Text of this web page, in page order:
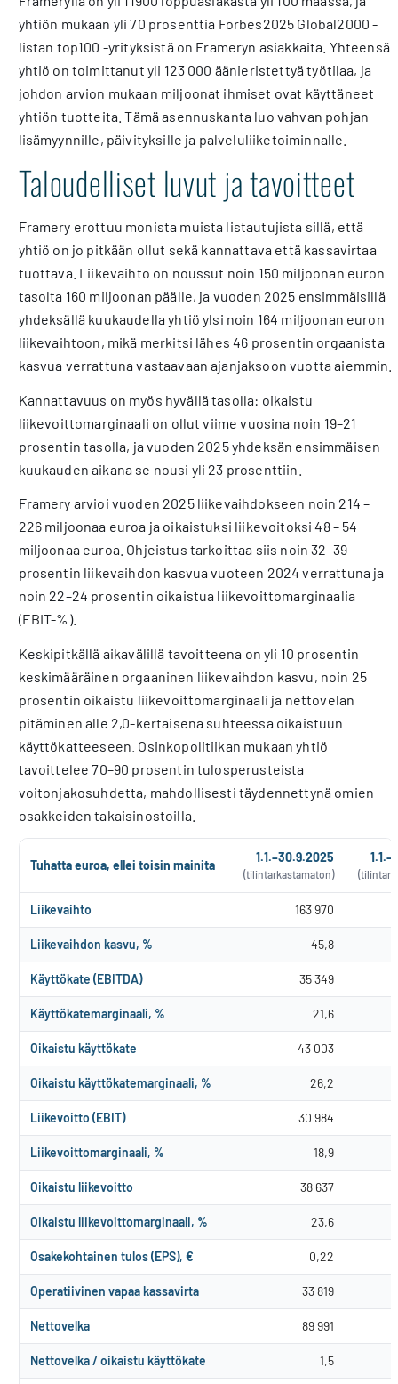
yhtiön mukaan yli 70 prosenttia Forbes2025 Global2000 -
listan top100 -yrityksistä on Frameryn asiakkaita. Yhteensä
yhtiö on toimittanut yli 123 000 äänieristettyä työtilaa, ja
johdon arvion mukaan miljoonat ihmiset ovat käyttäneet
yhtiön tuotteita. Tämä asennuskanta luo vahvan pohjan
lisämyynnille, päivityksille ja palveluliiketoiminnalle.
Taloudelliset luvut ja tavoitteet
Framery erottuu monista muista listautujista sillä, että
yhtiö on jo pitkään ollut sekä kannattava että kassavirtaa
tuottava. Liikevaihto on noussut noin 150 miljoonan euron
tasolta 160 miljoonan päälle, ja vuoden 2025 ensimmäisillä
yhdeksällä kuukaudella yhtiö ylsi noin 164 miljoonan euron
liikevaihtoon, mikä merkitsi lähes 46 prosentin orgaanista
kasvua verrattuna vastaavaan ajanjaksoon vuotta aiemmin.
Kannattavuus on myös hyvällä tasolla: oikaistu
liikevoittomarginaali on ollut viime vuosina noin 19–21
prosentin tasolla, ja vuoden 2025 yhdeksän ensimmäisen
kuukauden aikana se nousi yli 23 prosenttiin.
Framery arvioi vuoden 2025 liikevaihdokseen noin 214 –
226 miljoonaa euroa ja oikaistuksi liikevoitoksi 48 – 54
miljoonaa euroa. Ohjeistus tarkoittaa siis noin 32–39
prosentin liikevaihdon kasvua vuoteen 2024 verrattuna ja
noin 22–24 prosentin oikaistua liikevoittomarginaalia
(EBIT-%).
Keskipitkällä aikavälillä tavoitteena on yli 10 prosentin
keskimääräinen orgaaninen liikevaihdon kasvu, noin 25
prosentin oikaistu liikevoittomarginaali ja nettovelan
pitäminen alle 2,0-kertaisena suhteessa oikaistuun
käyttökatteeseen. Osinkopolitiikan mukaan yhtiö
tavoittelee 70–90 prosentin tulosperusteista
voitonjakosuhdetta, mahdollisesti täydennettynä omien
osakkeiden takaisinostoilla.
Tuhatta euroa, ellei toisin mainita
1.1.–30.9.2025
(tilintarkastamaton)
Liikevaihto 163 970
Liikevaihdon kasvu, % 45,8
Käyttökate (EBITDA) 35 349
Käyttökatemarginaali, % 21,6
Oikaistu käyttökate 43 003
Oikaistu käyttökatemarginaali, % 26,2
Liikevoitto (EBIT) 30 984
Liikevoittomarginaali, % 18,9
Oikaistu liikevoitto 38 637
Oikaistu liikevoittomarginaali, % 23,6
Osakekohtainen tulos (EPS), € 0,22
Operatiivinen vapaa kassavirta 33 819
Nettovelka 89 991
Nettovelka / oikaistu käyttökate 1,5